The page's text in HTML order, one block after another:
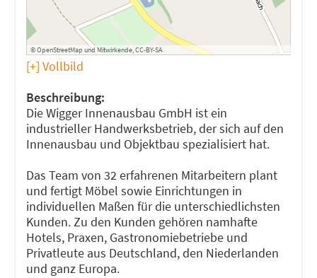
©OpenStreetMap undMitwirkende,CC-BY-SA
[+] Vollbild
Beschreibung:
Die Wigger Innenausbau GmbH ist ein
industrieller Handwerksbetrieb, der sich auf den
Innenausbau und Objektbau spezialisiert hat.
Das Team von 32 erfahrenen Mitarbeitern plant
und fertigt Möbel sowie Einrichtungen in
individuellen Maßen für die unterschiedlichsten
Kunden. Zu den Kunden gehören namhafte
Hotels, Praxen, Gastronomiebetriebe und
Privatleute aus Deutschland, den Niederlanden
und ganz Europa.